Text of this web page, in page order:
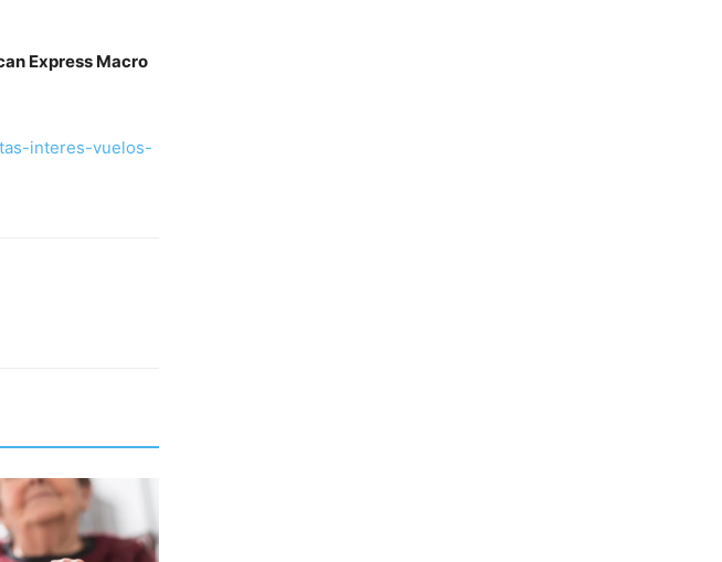
Express Macro
interes-vuelos-